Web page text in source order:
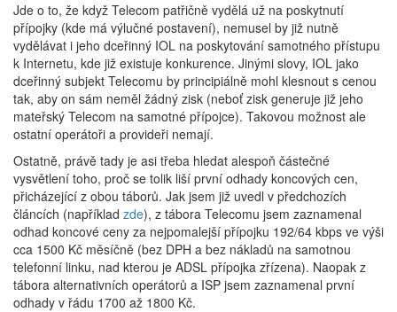
Jde o to, že když Telecom patřičně vydělá už na poskytnutí
přípojky (kde má výlučné postavení), nemusel by již nutně
vydělávat i jeho dceřinný IOL na poskytování samotného přístupu
k Internetu, kde již existuje konkurence. Jinými slovy, IOL jako
dceřinný subjekt Telecomu by principiálně mohl klesnout s cenou
tak, aby on sám neměl žádný zisk (neboť zisk generuje již jeho
mateřský Telecom na samotné přípojce). Takovou možnost ale
ostatní operátoři a provideři nemají.
Ostatně, právě tady je asi třeba hledat alespoň částečné
vysvětlení toho, proč se tolik liší první odhady koncových cen,
přicházející z obou táborů. Jak jsem již uvedl v předchozích
článcích (například zde), z tábora Telecomu jsem zaznamenal
odhad koncové ceny za nejpomalejší přípojku 192/64 kbps ve výši
cca 1500 Kč měsíčně (bez DPH a bez nákladů na samotnou
telefonní linku, nad kterou je ADSL přípojka zřízena). Naopak z
tábora alternativních operátorů a ISP jsem zaznamenal první
odhady v řádu 1700 až 1800 Kč.